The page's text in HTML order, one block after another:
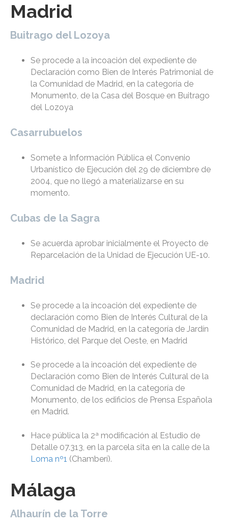
Madrid
Buitrago del Lozoya
Se procede a la incoación del expediente de
Declaración como Bien de Interés Patrimonial de
la Comunidad de Madrid, en la categoría de
Monumento, de la Casa del Bosque en Buitrago
del Lozoya
Casarrubuelos
Somete a Información Pública el Convenio
Urbanístico de Ejecución del 29 de diciembre de
2004, que no llegó a materializarse en su
momento.
Cubas de la Sagra
Se acuerda aprobar inicialmente el Proyecto de
Reparcelación de la Unidad de Ejecución UE-10.
Madrid
Se procede a la incoación del expediente de
declaración como Bien de Interés Cultural de la
Comunidad de Madrid, en la categoría de Jardín
Histórico, del Parque del Oeste, en Madrid
Se procede a la incoación del expediente de
Declaración como Bien de Interés Cultural de la
Comunidad de Madrid, en la categoría de
Monumento, de los edificios de Prensa Española
en Madrid.
Hace pública la 2ª modificación al Estudio de
Detalle 07.313, en la parcela sita en la calle de la
Loma nº1 (Chamberí).
Málaga
Alhaurín de la Torre